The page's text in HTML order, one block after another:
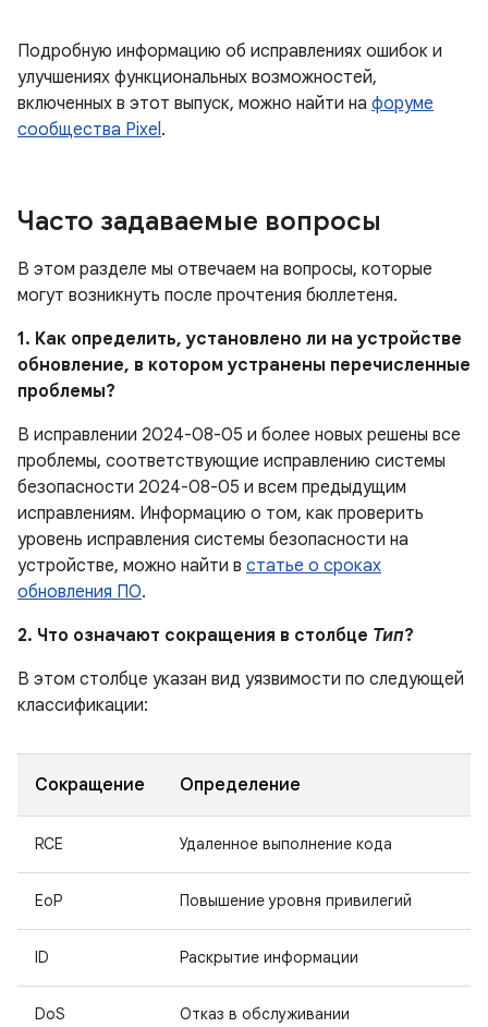
Подробную информацию об исправлениях ошибок и
улучшениях функциональных возможностей,
включенных в этот выпуск, можно найти на форуме
сообщества Pixel.
Часто задаваемые вопросы
В этом разделе мы отвечаем на вопросы, которые
могут возникнуть после прочтения бюллетеня.
1. Как определить, установлено ли на устройстве
обновление, в котором устранены перечисленные
проблемы?
В исправлении 2024-08-05 и более новых решены все
проблемы, соответствующие исправлению системы
безопасности 2024-08-05 и всем предыдущим
исправлениям. Информацию о том, как проверить
уровень исправления системы безопасности на
устройстве, можно найти в статье о сроках
обновления ПО.
2. Что означают сокращения в столбце Тип?
В этом столбце указан вид уязвимости по следующей
классификации:
Сокращение Определение
RCE Удаленное выполнение кода
EoP Повышение уровня привилегий
ID Раскрытие информации
DoS Отказ в обслуживании